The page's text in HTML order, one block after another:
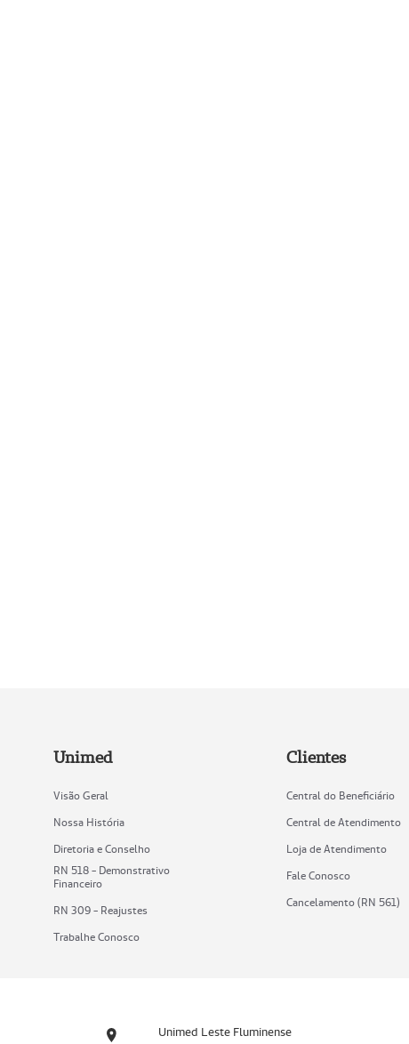
Unimed
Visão Geral
Nossa História
Diretoria e Conselho
RN 518 - Demonstrativo
Financeiro
RN 309 - Reajustes
Trabalhe Conosco
Clientes
Central do Beneficiário
Central de Atendimento
Loja de Atendimento
Fale Conosco
Cancelamento (RN 561)
Unimed Leste Fluminense